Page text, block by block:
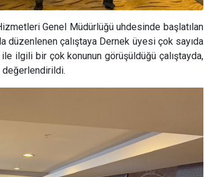
Genel Müdürlüğü uhdesinde başlatılan
düzenlenen çalıştaya Dernek üyesi çok sayıda
ilgili bir çok konunun görüşüldüğü çalıştayda,